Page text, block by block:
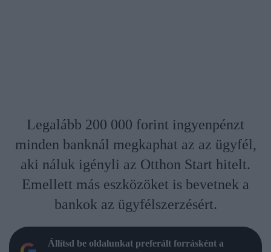
Legalább 200 000 forint ingyenpénzt
minden banknál megkaphat az az ügyfél,
aki náluk igényli az Otthon Start hitelt.
Emellett más eszközöket is bevetnek a
bankok az ügyfélszerzésért.
Állítsd be oldalunkat preferált forrásként a